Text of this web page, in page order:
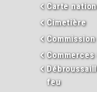
Carte
Cimetière
Commerces
feu